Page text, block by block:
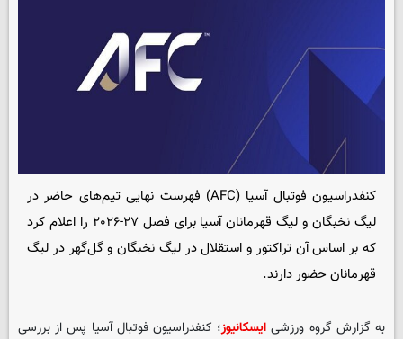
کنفدراسیون فوتبال آسیا (AFC) فهرست نهایی تیم‌های حاضر در
لیگ نخبگان و لیگ قهرمانان آسیا برای فصل ۲۷-۲۰۲۶ را اعلام کرد
که بر اساس آن تراکتور و استقلال در لیگ نخبگان و گل‌گهر در لیگ
قهرمانان حضور دارند.
به گزارش گروه ورزشی ایسکانیوز؛ کنفدراسیون فوتبال آسیا پس از بررسی